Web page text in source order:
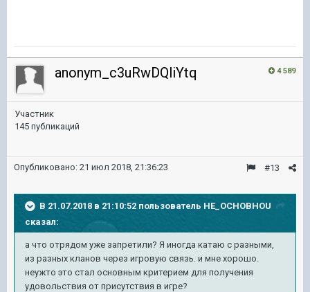
4 589
anonym_c3uRwDQliYtq
Участник
145 публикаций
#13
Опубликовано: 21 июл 2018, 21:36:23
В 21.07.2018 в 21:10:52 пользователь HE_OCHOBHOU
сказал:
а что отрядом уже запретили? Я иногда катаю с разными,
из разных кланов через игровую связь. и мне хорошо.
неужто это стал основным критерием для получения
удовольствия от присутствия в игре?